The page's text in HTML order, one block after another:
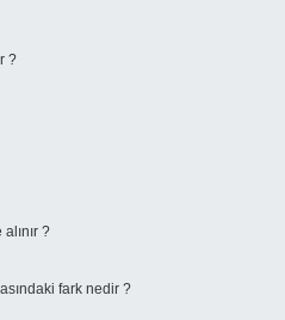
?
?
fark nedir ?